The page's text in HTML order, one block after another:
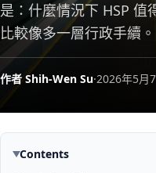
是：什麼情況下 HSP 值
比較像多一層行政手續。
作者 Shih-Wen Su·2026年5月
Contents